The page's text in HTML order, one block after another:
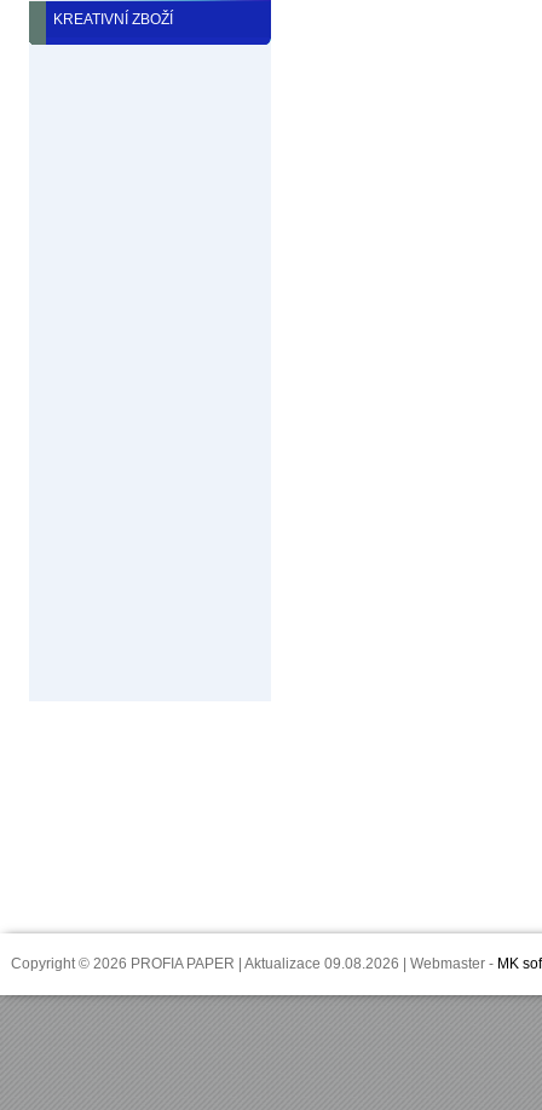
KREATIVNÍ ZBOŽÍ
Copyright © 2026 PROFIA PAPER | Aktualizace 09.08.2026 | Webmaster - MK